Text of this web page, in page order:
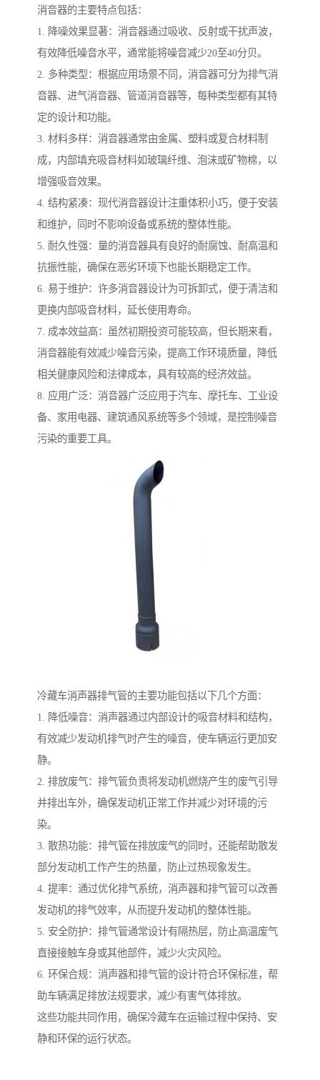
消音器的主要特点包括：
1. 降噪效果显著：消音器通过吸收、反射或干扰声波，
有效降低噪音水平，通常能将噪音减少20至40分贝。
2. 多种类型：根据应用场景不同，消音器可分为排气消
音器、进气消音器、管道消音器等，每种类型都有其特
定的设计和功能。
3. 材料多样：消音器通常由金属、塑料或复合材料制
成，内部填充吸音材料如玻璃纤维、泡沫或矿物棉，以
增强吸音效果。
4. 结构紧凑：现代消音器设计注重体积小巧，便于安装
和维护，同时不影响设备或系统的整体性能。
5. 耐久性强：量的消音器具有良好的耐腐蚀、耐高温和
抗振性能，确保在恶劣环境下也能长期稳定工作。
6. 易于维护：许多消音器设计为可拆卸式，便于清洁和
更换内部吸音材料，延长使用寿命。
7. 成本效益高：虽然初期投资可能较高，但长期来看，
消音器能有效减少噪音污染，提高工作环境质量，降低
相关健康风险和法律成本，具有较高的经济效益。
8. 应用广泛：消音器广泛应用于汽车、摩托车、工业设
备、家用电器、建筑通风系统等多个领域，是控制噪音
污染的重要工具。
冷藏车消声器排气管的主要功能包括以下几个方面：
1. 降低噪音：消声器通过内部设计的吸音材料和结构，
有效减少发动机排气时产生的噪音，使车辆运行更加安
静。
2. 排放废气：排气管负责将发动机燃烧产生的废气引导
并排出车外，确保发动机正常工作并减少对环境的污
染。
3. 散热功能：排气管在排放废气的同时，还能帮助散发
部分发动机工作产生的热量，防止过热现象发生。
4. 提率：通过优化排气系统，消声器和排气管可以改善
发动机的排气效率，从而提升发动机的整体性能。
5. 安全防护：排气管通常设计有隔热层，防止高温废气
直接接触车身或其他部件，减少火灾风险。
6. 环保合规：消声器和排气管的设计符合环保标准，帮
助车辆满足排放法规要求，减少有害气体排放。
这些功能共同作用，确保冷藏车在运输过程中保持、安
静和环保的运行状态。